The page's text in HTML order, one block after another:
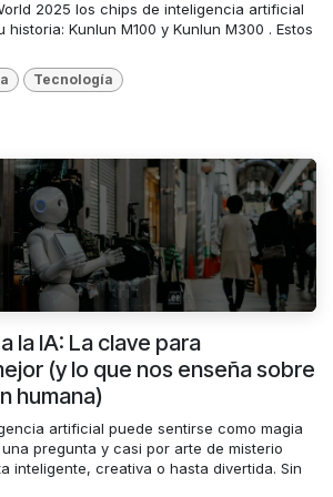
2025 los chips de inteligencia artificial
Kunlun M100 y Kunlun M300 . Estos
Tecnología
la IA: La clave para
(y lo que nos enseña sobre
humana)
artificial puede sentirse como magia
pregunta y casi por arte de misterio
inteligente, creativa o hasta divertida. Sin